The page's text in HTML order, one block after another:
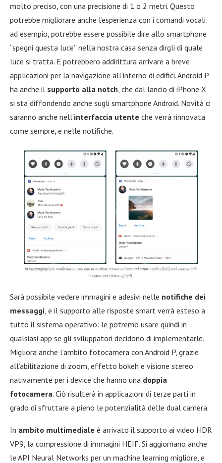
molto preciso, con una precisione di 1 o 2 metri. Questo
potrebbe migliorare anche l’esperienza con i comandi vocali:
ad esempio, potrebbe essere possibile dire allo smartphone
“spegni questa luce” nella nostra casa senza dirgli di quale
luce si tratta. E potrebbero addirittura arrivare a breve
applicazioni per la navigazione all’interno di edifici. Android P
ha anche il supporto alla notch , che dal lancio di iPhone X
si sta diffondendo anche sugli smartphone Android. Novità ci
saranno anche nell’interfaccia utente che verrà rinnovata
come sempre, e nelle notifiche.
Sarà possibile vedere immagini e adesivi nelle notifiche dei
messaggi , e il supporto alle risposte smart verrà esteso a
tutto il sistema operativo: le potremo usare quindi in
qualsiasi app se gli sviluppatori decidono di implementarle.
Migliora anche l’ambito fotocamera con Android P, grazie
all’abilitazione di zoom, effetto bokeh e visione stereo
nativamente per i device che hanno una doppia
fotocamera. Ciò risulterà in applicazioni di terze parti in
grado di sfruttare a pieno le potenzialità delle dual camera.
In ambito multimediale è arrivato il supporto ai video HDR
VP9, la compressione di immagini HEIF. Si aggiornano anche
le API Neural Networks per un machine learning migliore, e